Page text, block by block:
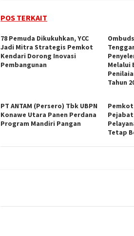
POS TERKAIT
78 Pemuda Dikukuhkan, YCC
Jadi Mitra Strategis Pemkot
Kendari Dorong Inovasi
Pembangunan
Melalui
Tahun
PT ANTAM (Persero) Tbk UBPN
Konawe Utara Panen Perdana
Program Mandiri Pangan
Pemkot
Tetap